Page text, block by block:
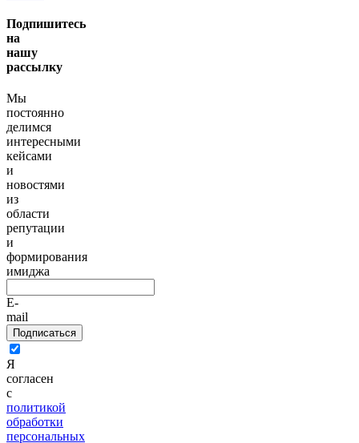
Подпишитесь
на
нашу
рассылку
Мы
постоянно
делимся
интересными
кейсами
и
новостями
из
области
репутации
и
формирования
имиджа
E-
mail
Подписаться
Я
согласен
с
политикой
обработки
персональных